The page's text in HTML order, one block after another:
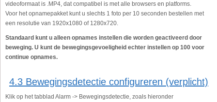
videoformaat is .MP4, dat compatibel is met alle browsers en platforms.
Voor het opnamepakket kunt u slechts 1 foto per 10 seconden bestellen met
een resolutie van 1920x1080 of 1280x720.
Standaard kunt u alleen opnames instellen die worden geactiveerd door
beweging. U kunt de bewegingsgevoeligheid echter instellen op 100 voor
continue opnames.
4.3 Bewegingsdetectie configureren (verplicht)
Klik op het tabblad Alarm -> Bewegingsdetectie, zoals hieronder